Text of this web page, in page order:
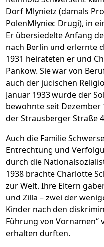
Dorf Mlynietz (damals
PolenMłyniec Drugi), in
Er übersiedelte Anfang
nach Berlin und erlernte
1931 heirateten er und
Pankow. Sie war von
auch der jüdischen
Januar 1933 wurde der
bewohnte seit Dezember
der Strausberger Straße
Auch die Familie
Entrechtung und
durch die
1938 brachte Charlotte
zur Welt. Ihre Eltern
und Zilla – zwei der
Kinder nach den
Führung von Vornamen“
erhalten durften.